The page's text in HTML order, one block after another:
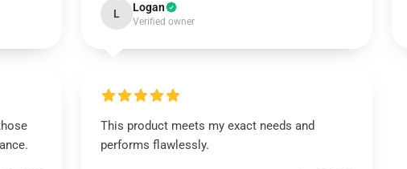
L Logan
Verified owner
This product meets my exact needs and
performs flawlessly.